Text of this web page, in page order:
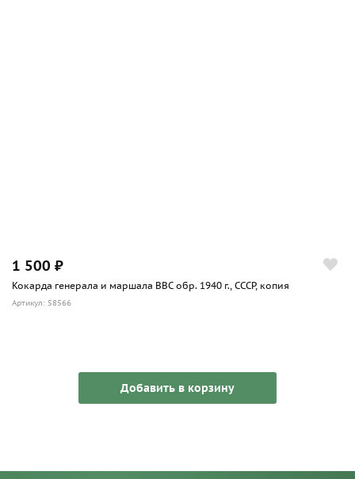
1 500 ₽
Кокарда генерала и маршала ВВС обр. 1940 г., СССР, копия
Артикул: 58566
Добавить в корзину